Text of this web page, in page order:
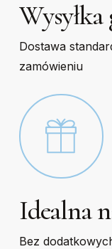
Wysyłka
Dostawa
zamówieniu
Idealna
Bez